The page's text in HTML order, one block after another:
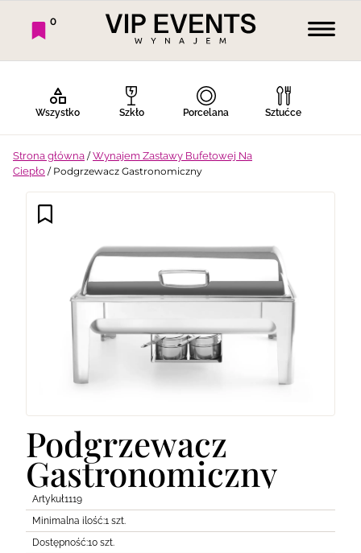
0
Wszystko Szkło Porcelana Sztućce
Tekstylia Dekoracje Termosy
Gotowanie Namioty
Strona główna /Wynajem Zastawy Bufetowej Na
Ciepło / Podgrzewacz Gastronomiczny
Podgrzewacz
Gastronomiczny
Artykuł1119
Minimalna ilość:1 szt.
Dostępność:10 szt.